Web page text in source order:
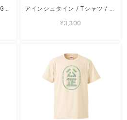
親子 / Tシャツ / 寺田創 / -LIGHTBLUE / NATURAL / BANANA /WHITE- アインシュタイン / Tシャツ / 寺田創 / -WHITE-
¥3,300